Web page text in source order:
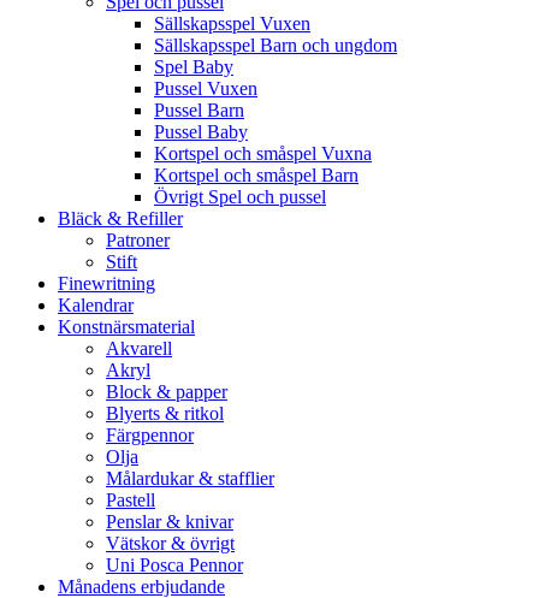
Sällskapsspel Vuxen
Sällskapsspel Barn och ungdom
Spel Baby
Pussel Vuxen
Pussel Barn
Pussel Baby
Kortspel och småspel Vuxna
Kortspel och småspel Barn
Övrigt Spel och pussel
Bläck & Refiller
Patroner
Stift
Finewritning
Kalendrar
Konstnärsmaterial
Akvarell
Akryl
Block & papper
Blyerts & ritkol
Färgpennor
Olja
Målardukar & stafflier
Pastell
Penslar & knivar
Vätskor & övrigt
Uni Posca Pennor
Månadens erbjudande